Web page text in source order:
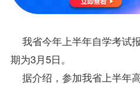
我省今年上半年自学考试
期为3月5日。
据介绍，参加我省上半年